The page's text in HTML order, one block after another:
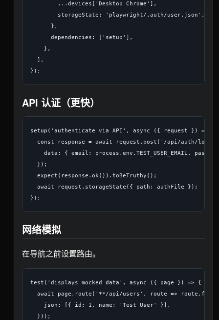
        ...devices['Desktop Chrome'],
        storageState: 'playwright/.auth/user.json',
      },
      dependencies: ['setup'],
    },
  ],
API 认证（更快）
setup('authenticate via API', async ({ request }) => {
const response = await request.post('/api/auth/
data: { email: process.env.TEST_USER_EMAIL,
  });
  expect(response.ok()).toBeTruthy();
  await request.storageState({ path: authFile });
网络模拟
在导航之前设置路由。
test('displays mocked data', async ({ page }) => {
await page.route('**/api/users', route =>
    json: [{ id: 1, name: 'Test User' }],
  }));